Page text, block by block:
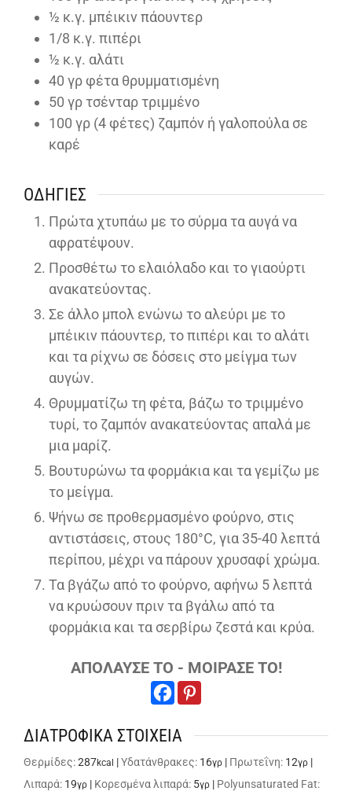
½ κ.γ. μπέικιν πάουντερ
1/8 κ.γ. πιπέρι
½ κ.γ. αλάτι
40 γρ φέτα θρυμματισμένη
50 γρ τσένταρ τριμμένο
100 γρ (4 φέτες) ζαμπόν ή γαλοπούλα σε
καρέ
ΟΔΗΓΊΕΣ
Πρώτα χτυπάω με το σύρμα τα αυγά να
αφρατέψουν.
Προσθέτω το ελαιόλαδο και το γιαούρτι
ανακατεύοντας.
Σε άλλο μπολ ενώνω το αλεύρι με το
μπέικιν πάουντερ, το πιπέρι και το αλάτι
και τα ρίχνω σε δόσεις στο μείγμα των
αυγών.
Θρυμματίζω τη φέτα, βάζω το τριμμένο
τυρί, το ζαμπόν ανακατεύοντας απαλά με
μια μαρίζ.
Βουτυρώνω τα φορμάκια και τα γεμίζω με
το μείγμα.
Ψήνω σε προθερμασμένο φούρνο, στις
αντιστάσεις, στους 180°C, για 35-40 λεπτά
περίπου, μέχρι να πάρουν χρυσαφί χρώμα.
Τα βγάζω από το φούρνο, αφήνω 5 λεπτά
να κρυώσουν πριν τα βγάλω από τα
φορμάκια και τα σερβίρω ζεστά και κρύα.
ΑΠΟΛΑΥΣΕ ΤΟ - ΜΟΙΡΑΣΕ ΤΟ!
ΔΙΑΤΡΟΦΙΚΑ ΣΤΟΙΧΕΙΑ
Θερμίδες:287kcal |Υδατάνθρακες: 16γρ | Πρωτεΐνη: 12γρ |
Λιπαρά: 19γρ | Κορεσμένα λιπαρά: 5γρ | Polyunsaturated Fat: